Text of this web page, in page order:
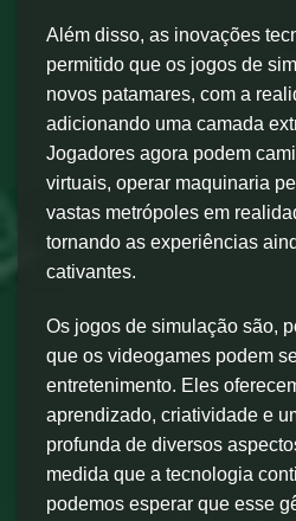
Além disso, as inovações
permitido que os jogos de
novos patamares, com a
adicionando uma camada
Jogadores agora podem
virtuais, operar maquinaria
vastas metrópoles em
tornando as experiências
cativantes.
Os jogos de simulação são,
que os videogames podem
entretenimento. Eles
aprendizado, criatividade e
profunda de diversos
medida que a tecnologia
podemos esperar que esse